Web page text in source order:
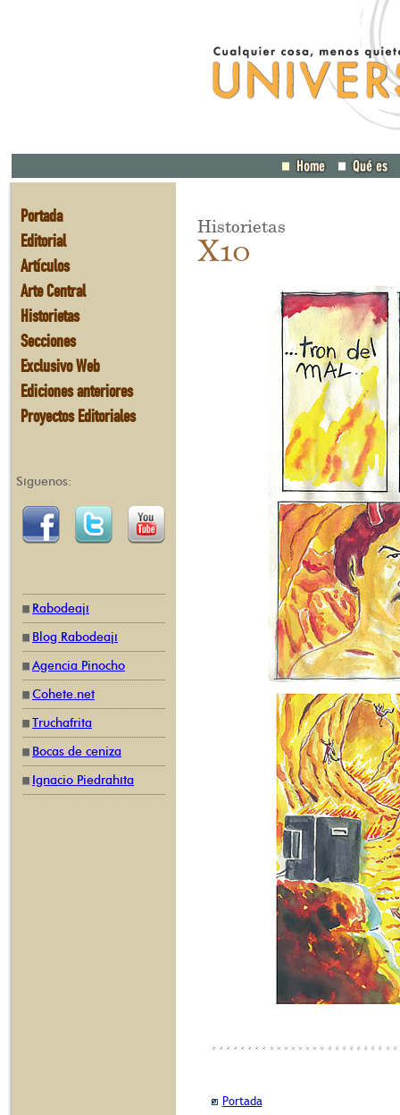
Portada
Editorial
Artículos
Arte Central
Historietas
Secciones
Exclusivo Web
Ediciones anteriores
Proyectos Editoriales
Síguenos:
Rabodeají
Blog Rabodeají
Agencia Pinocho
Cohete.net
Truchafrita
Bocas de ceniza
Ignacio Piedrahíta
Historietas
X10
Portada